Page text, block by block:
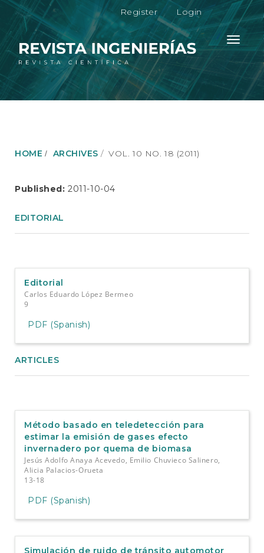
M
a
n
N
a
g
n
i
C
b
a
Register Login
Toggle
HOME ARCHIVES VOL. 10 NO. 18 (2011)
Published:2011-10-04
EDITORIAL
Editorial
Carlos Eduardo López Bermeo
9
PDF (Spanish)
ARTICLES
Método basado en teledetección para
estimar la emisión de gases efecto
invernadero por quema de biomasa
Jesús Adolfo Anaya Acevedo, Emilio Chuvieco Salinero,
Alicia Palacios-Orueta
13-18
PDF (Spanish)
Simulación de ruido de tránsito automotor